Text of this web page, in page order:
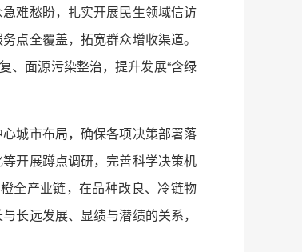
难愁盼，扎实开展民生领域信访
点全覆盖，拓宽群众增收渠道。
、面源污染整治，提升发展“含绿
城市布局，确保各项决策部署落
开展蹲点调研，完善科学决策机
全产业链，在品种改良、冷链物
长远发展、显绩与潜绩的关系，